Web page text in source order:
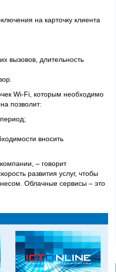
на карточку клиента
вызовов, длительность
Wi-Fi, которым необходимо
позволит:
вносить
– говорит
развития услуг, чтобы
Облачные сервисы – это